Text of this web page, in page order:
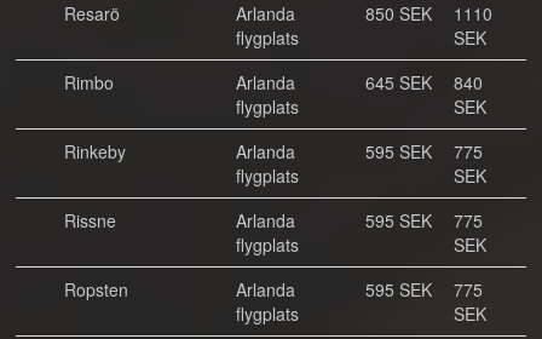
Resarö
Arlanda
flygplats
850 SEK
1110
SEK
Rimbo
Arlanda
flygplats
645 SEK
840
SEK
Rinkeby
Arlanda
flygplats
595 SEK
775
SEK
Rissne
Arlanda
flygplats
595 SEK
775
SEK
Ropsten
Arlanda
flygplats
595 SEK
775
SEK